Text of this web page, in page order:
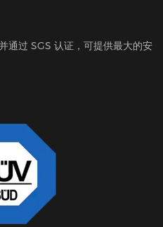
通过 SGS 认证，可提供最大的安